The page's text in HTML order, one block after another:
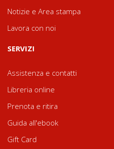
Notizie e Area stampa
Lavora con noi
SERVIZI
Assistenza e contatti
Libreria online
Prenota e ritira
Guida all'ebook
Gift Card